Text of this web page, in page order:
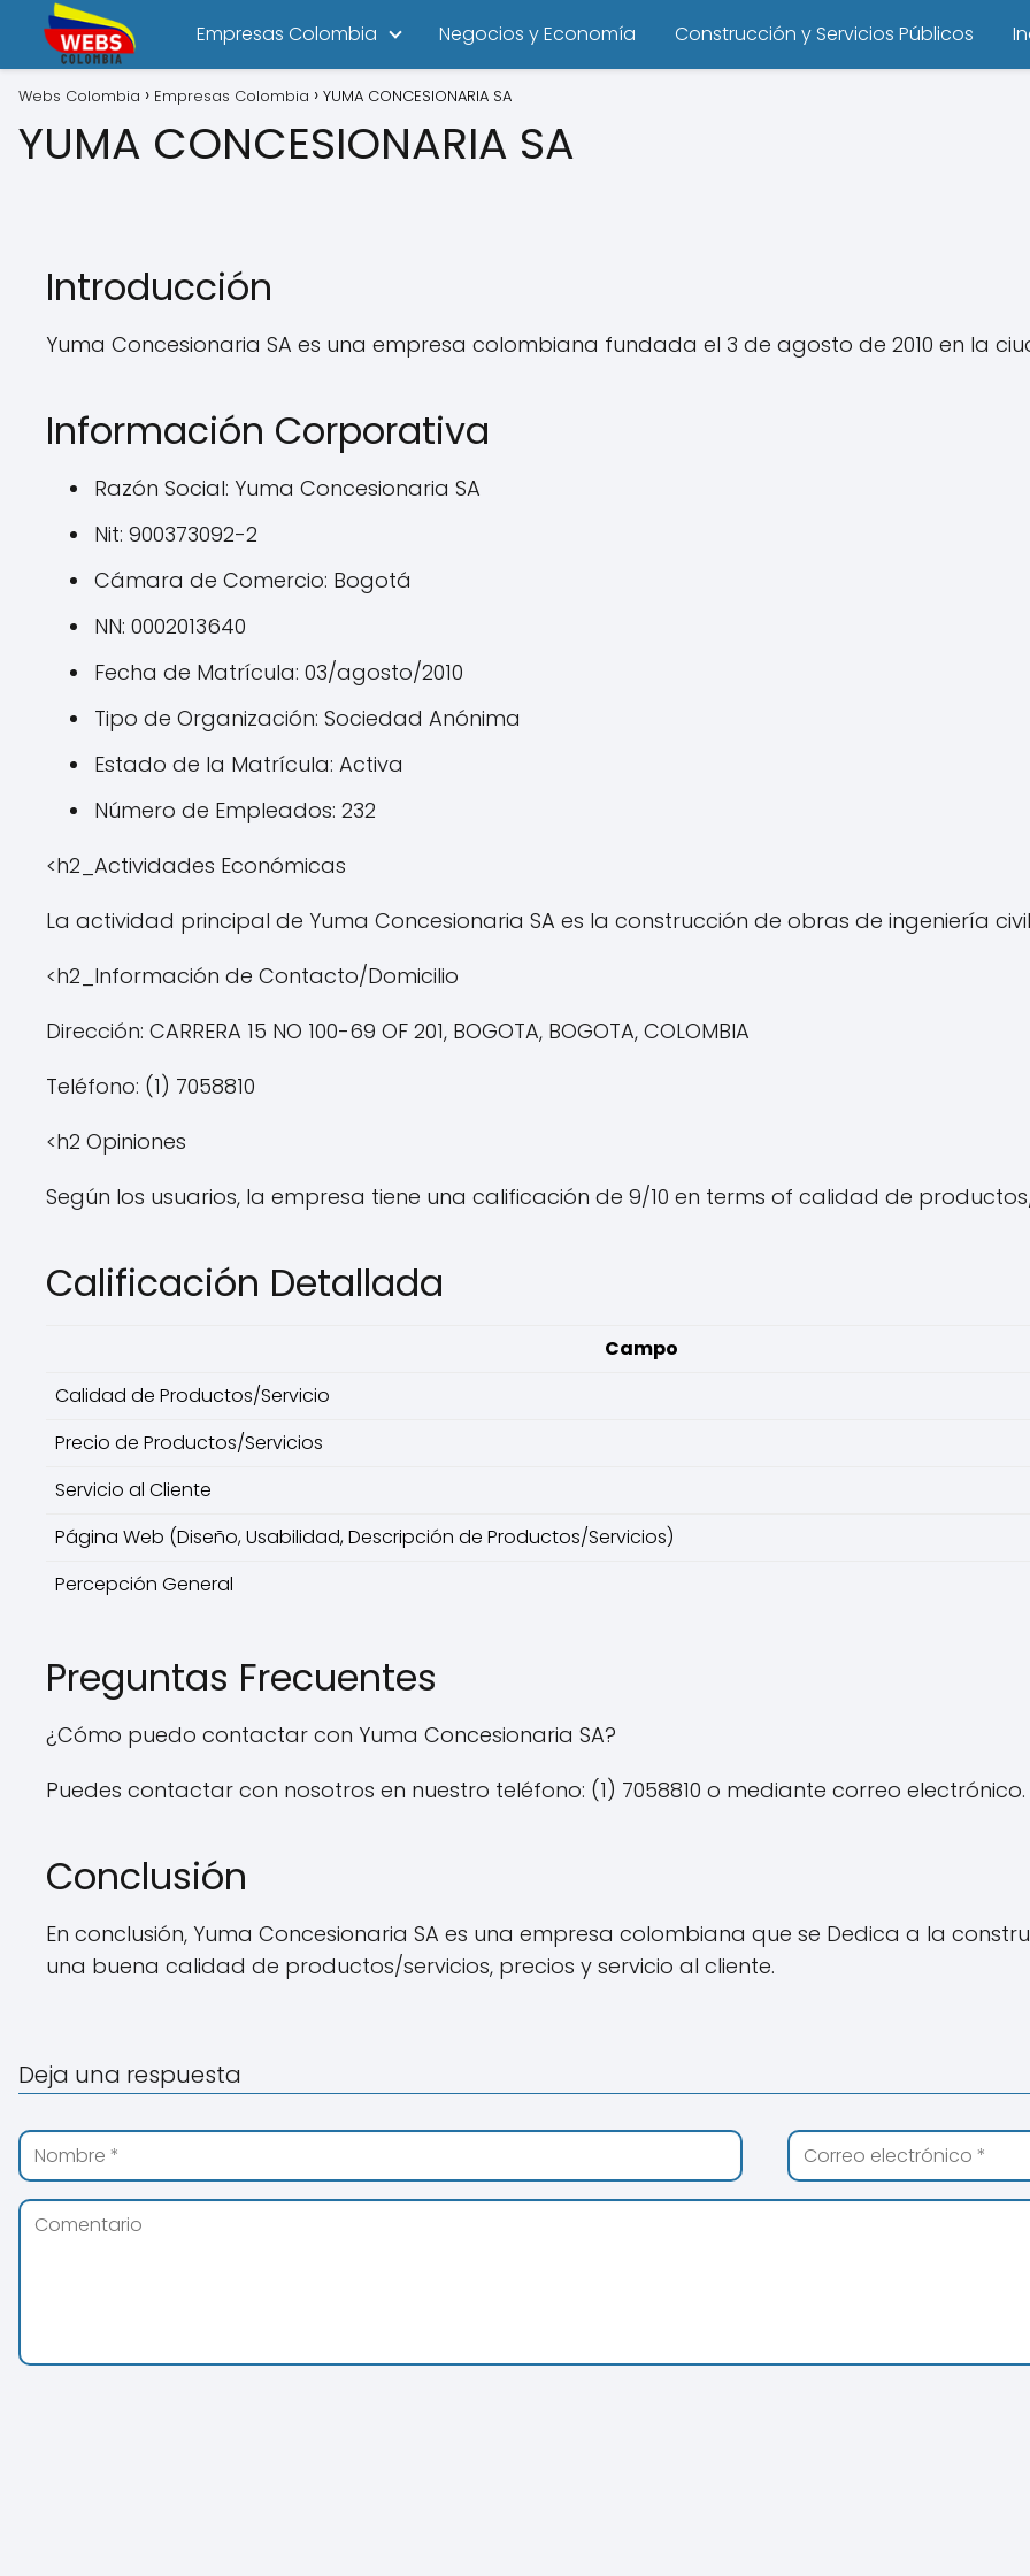
Empresas Colombia Negocios y Economía Construcción y Servicios Públicos
Webs Colombia Empresas Colombia YUMA CONCESIONARIA SA
YUMA CONCESIONARIA SA
Introducción
Yuma Concesionaria SA es una empresa colombiana fundada el 3 de agosto de 2010 en la
Información Corporativa
Razón Social: Yuma Concesionaria SA
Nit: 900373092-2
Cámara de Comercio: Bogotá
NN: 0002013640
Fecha de Matrícula: 03/agosto/2010
Tipo de Organización: Sociedad Anónima
Estado de la Matrícula: Activa
Número de Empleados: 232
<h2_Actividades Económicas
La actividad principal de Yuma Concesionaria SA es la construcción de obras de ingeniería
<h2_Información de Contacto/Domicilio
Dirección: CARRERA 15 NO 100-69 OF 201, BOGOTA, BOGOTA, COLOMBIA
Teléfono: (1) 7058810
<h2 Opiniones
Según los usuarios, la empresa tiene una calificación de 9/10 en terms of calidad de
Calificación Detallada
Campo
Calidad de Productos/Servicio
Precio de Productos/Servicios
Servicio al Cliente
Página Web (Diseño, Usabilidad, Descripción de Productos/Servicios)
Percepción General
Preguntas Frecuentes
¿Cómo puedo contactar con Yuma Concesionaria SA?
Puedes contactar con nosotros en nuestro teléfono: (1) 7058810 o mediante correo electrónico.
Conclusión
En conclusión, Yuma Concesionaria SA es una empresa colombiana que se Dedica a la
una buena calidad de productos/servicios, precios y servicio al cliente.
Deja una respuesta